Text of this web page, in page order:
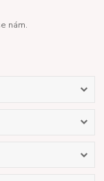
nám.